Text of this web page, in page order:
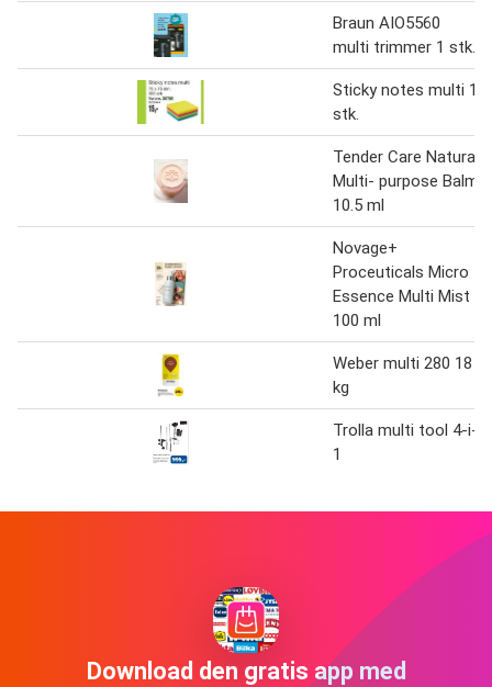
Braun AIO5560
multi trimmer 1 stk.
Sticky notes multi 1
stk.
Tender Care Natural
Multi- purpose Balm
10.5 ml
Novage+
Proceuticals Micro
Essence Multi Mist
100 ml
Weber multi 280 18
kg
Trolla multi tool 4-i-
1
Download den gratis app med